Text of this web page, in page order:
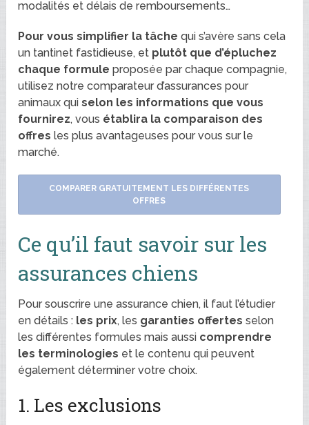
modalités et délais de remboursements…
Pour vous simplifier la tâche qui s’avère sans cela
un tantinet fastidieuse, et plutôt que d’épluchez
chaque formule proposée par chaque compagnie,
utilisez notre comparateur d’assurances pour
animaux quiselon les informations que vous
fournirez, vous établira la comparaison des
offres les plus avantageuses pour vous sur le
marché.
COMPARER GRATUITEMENT LES DIFFÉRENTES
OFFRES
Ce qu’il faut savoir sur les
assurances chiens
Pour souscrire une assurance chien, il faut l’étudier
en détails : les prix, les garanties offertes selon
les différentes formules mais aussi comprendre
les terminologies et le contenu qui peuvent
également déterminer votre choix.
1. Les exclusions